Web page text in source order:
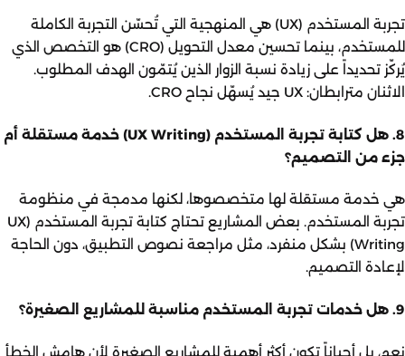
تجربة المستخدم (UX) هي المنهجية التي تُحسّن التجربة الكاملة
للمستخدم، بينما تحسين معدل التحويل (CRO) هو التخصص الذي
يُركّز تحديداً على زيادة نسبة الزوار الذين يُتمّون الهدف المطلوب.
الاثنان مترابطان: UX جيد يُسهّل نجاح CRO.
8. هل كتابة تجربة المستخدم (UX Writing) خدمة مستقلة أم
جزء من التصميم؟
هي خدمة مستقلة لها متخصصوها، لكنها مدمجة في منظومة
تجربة المستخدم. بعض المشاريع تحتاج كتابة تجربة المستخدم (UX
Writing) بشكل منفرد، مثل مراجعة نصوص التطبيق، دون الحاجة
لإعادة التصميم.
9. هل خدمات تجربة المستخدم مناسبة للمشاريع الصغيرة؟
نعم، بل أحياناً تكون أكثر أهمية للمشاريع الصغيرة لأن هامش الخطأ